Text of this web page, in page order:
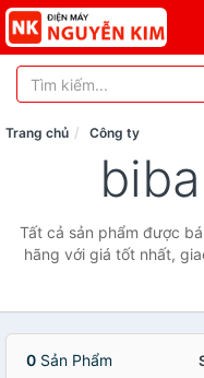
Trang chủ Công ty
Tất cả sản phẩm được
hãng với giá tốt nhất,
0 Sản Phẩm